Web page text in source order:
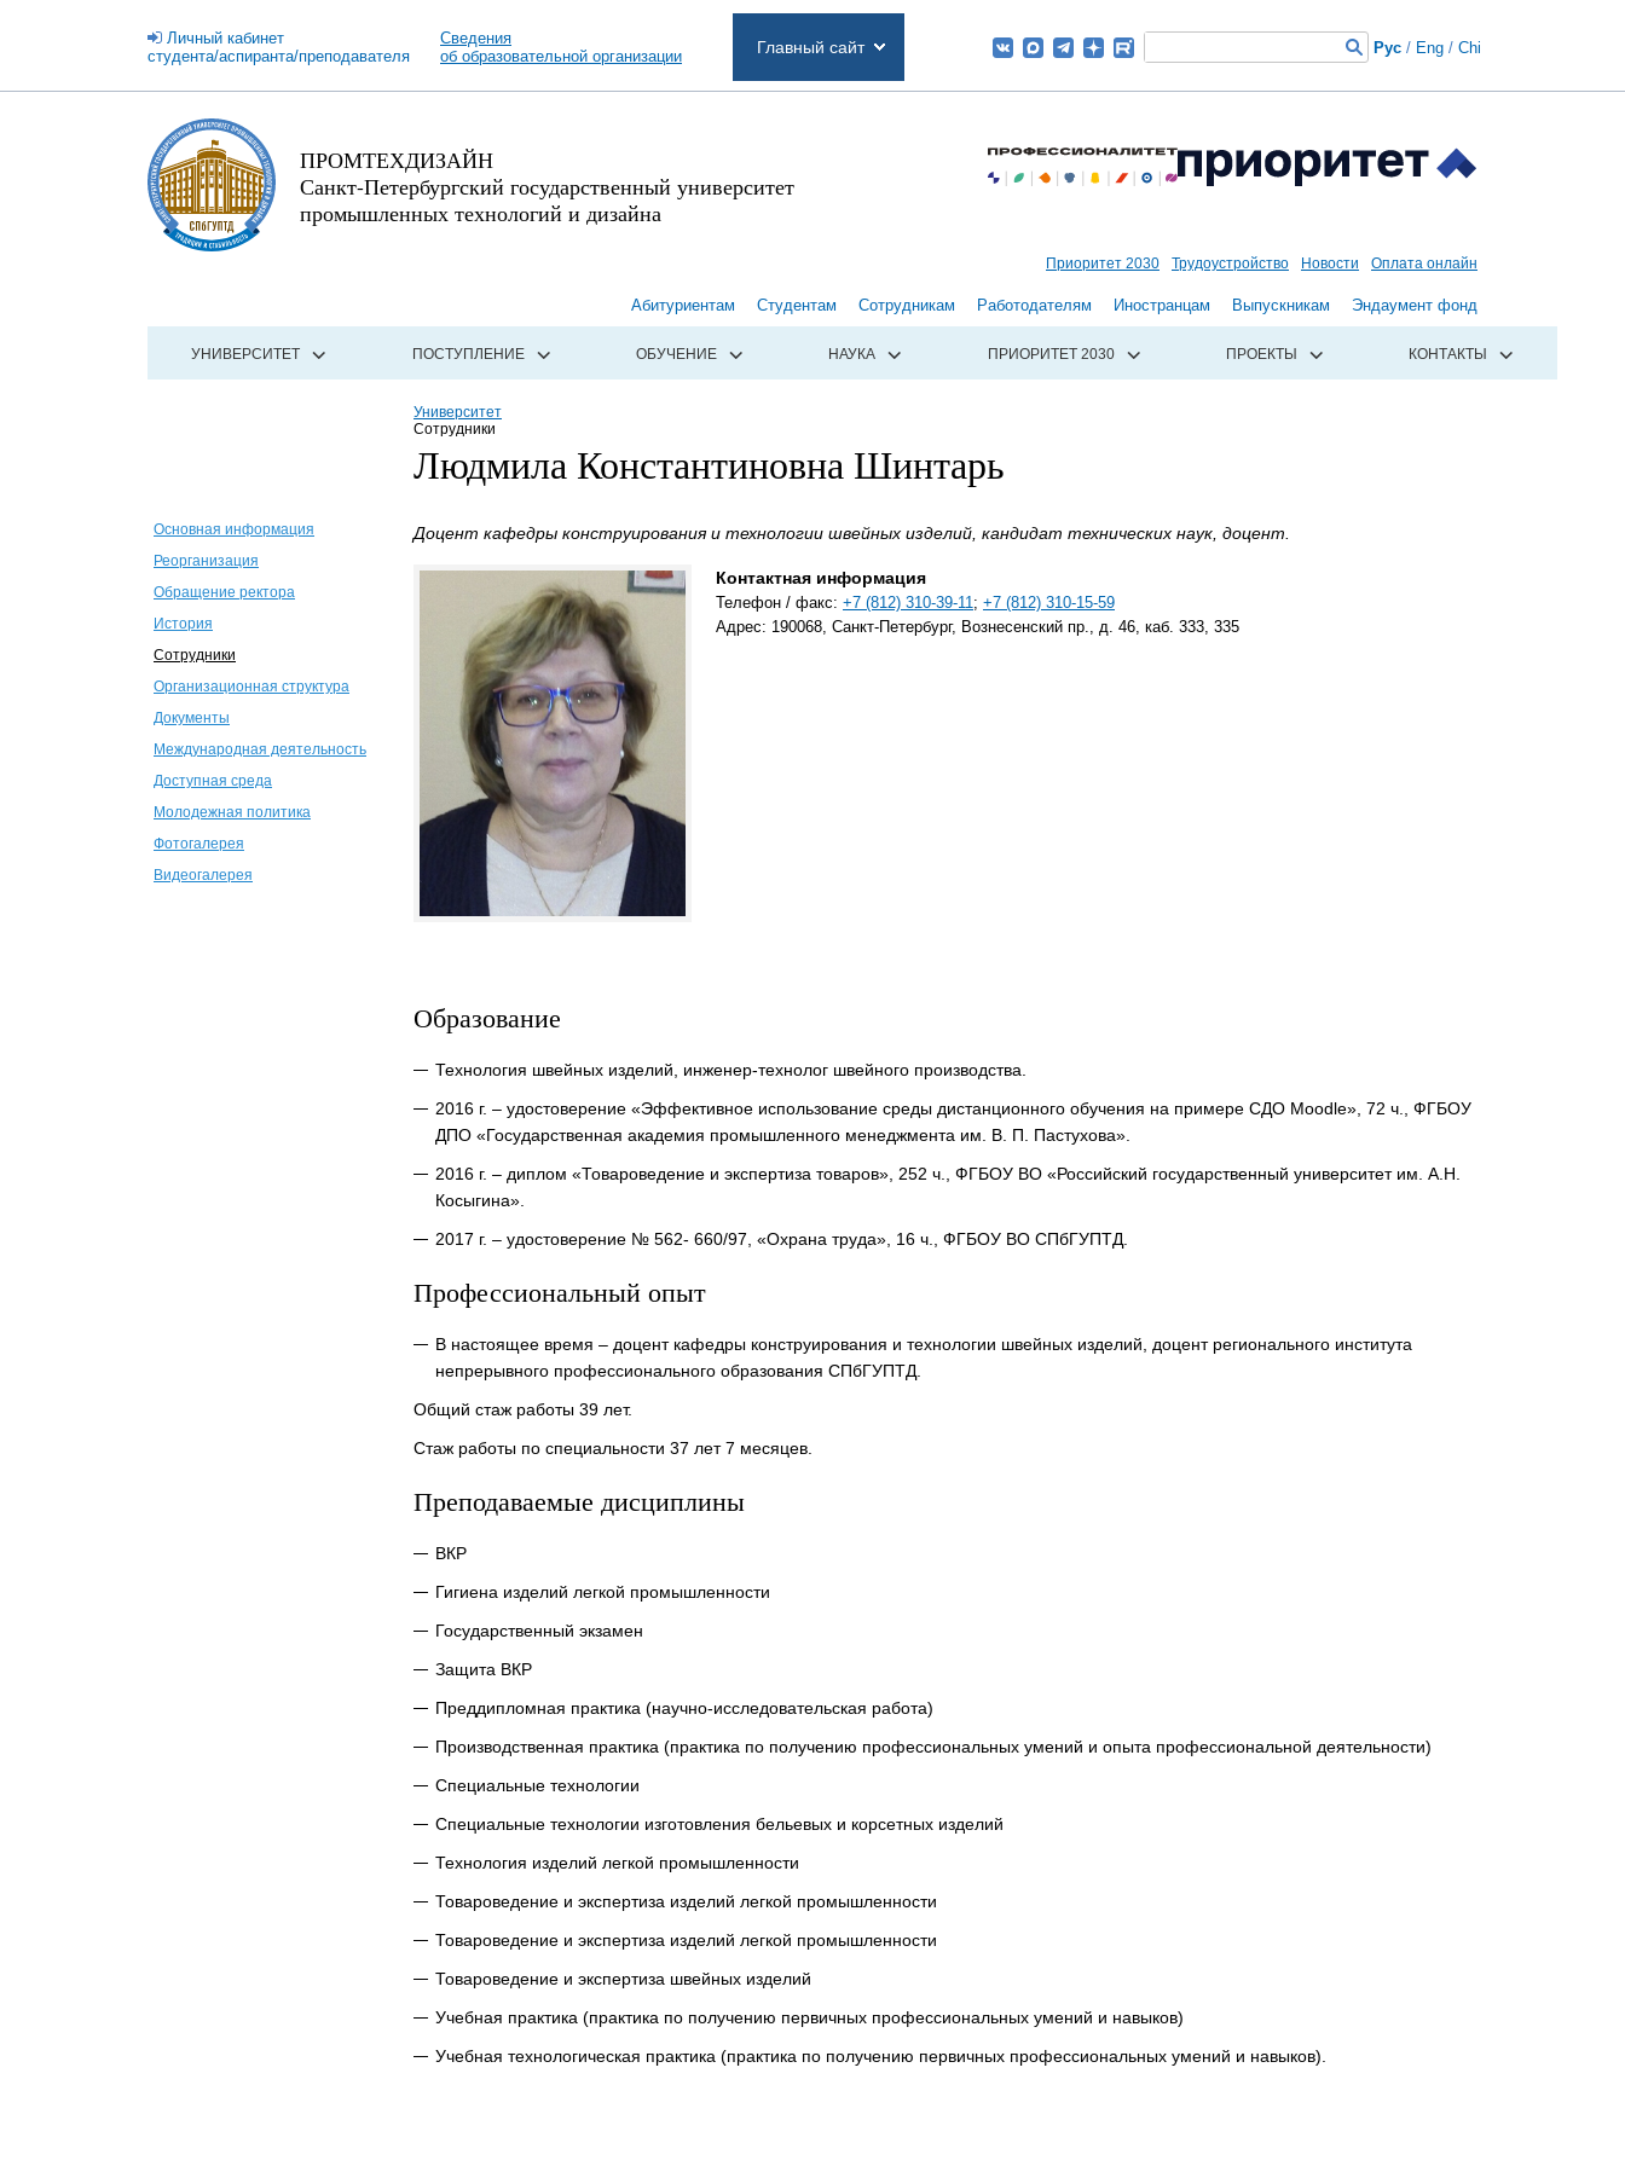
Личный кабинет
студента/аспиранта/преподавателя
Сведения
об образовательной организации
Главный сайт Рус / Eng / Chi
ПРОМТЕХДИЗАЙН
Санкт-Петербургский государственный университет
промышленных технологий и дизайна
Приоритет 2030 Трудоустройство Новости Оплата онлайн
Абитуриентам Студентам Сотрудникам Работодателям Иностранцам Выпускникам Эндаумент фонд
УНИВЕРСИТЕТ ПОСТУПЛЕНИЕ ОБУЧЕНИЕ НАУКА ПРИОРИТЕТ 2030 ПРОЕКТЫ КОНТАКТЫ
Университет
Сотрудники
Людмила Константиновна Шинтарь
Основная информация
Реорганизация
Обращение ректора
История
Сотрудники
Организационная структура
Документы
Международная деятельность
Доступная среда
Молодежная политика
Фотогалерея
Видеогалерея
Доцент кафедры конструирования и технологии швейных изделий, кандидат технических наук, доцент.
Контактная информация
Телефон / факс: +7 (812) 310-39-11; +7 (812) 310-15-59
Адрес: 190068, Санкт-Петербург, Вознесенский пр., д. 46, каб. 333, 335
Образование
Технология швейных изделий, инженер-технолог швейного производства.
2016 г. – удостоверение «Эффективное использование среды дистанционного обучения на примере СДО Moodle», 72 ч., ФГБОУ
ДПО «Государственная академия промышленного менеджмента им. В. П. Пастухова».
2016 г. – диплом «Товароведение и экспертиза товаров», 252 ч., ФГБОУ ВО «Российский государственный университет им. А.Н.
Косыгина».
2017 г. – удостоверение № 562- 660/97, «Охрана труда», 16 ч., ФГБОУ ВО СПбГУПТД.
Профессиональный опыт
В настоящее время – доцент кафедры конструирования и технологии швейных изделий, доцент регионального института
непрерывного профессионального образования СПбГУПТД.
Общий стаж работы 39 лет.
Стаж работы по специальности 37 лет 7 месяцев.
Преподаваемые дисциплины
ВКР
Гигиена изделий легкой промышленности
Государственный экзамен
Защита ВКР
Преддипломная практика (научно-исследовательская работа)
Производственная практика (практика по получению профессиональных умений и опыта профессиональной деятельности)
Специальные технологии
Специальные технологии изготовления бельевых и корсетных изделий
Технология изделий легкой промышленности
Товароведение и экспертиза изделий легкой промышленности
Товароведение и экспертиза изделий легкой промышленности
Товароведение и экспертиза швейных изделий
Учебная практика (практика по получению первичных профессиональных умений и навыков)
Учебная технологическая практика (практика по получению первичных профессиональных умений и навыков).